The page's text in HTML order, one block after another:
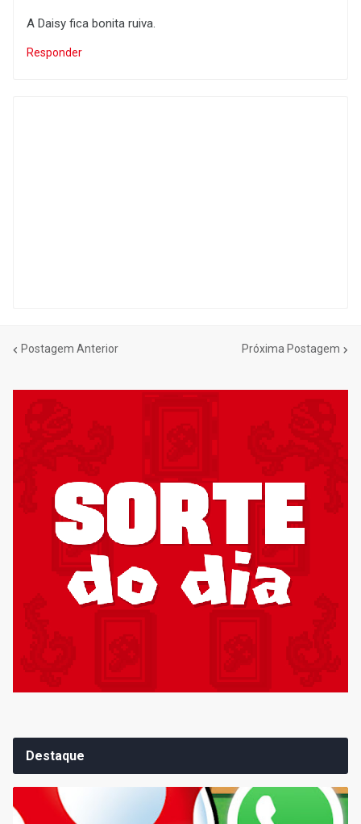
A Daisy fica bonita ruiva.
Responder
Postagem Anterior Próxima Postagem
Destaque